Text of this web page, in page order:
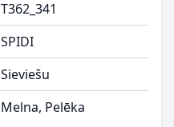
T362_341
SPIDI
Sieviešu
Melna, Pelēka